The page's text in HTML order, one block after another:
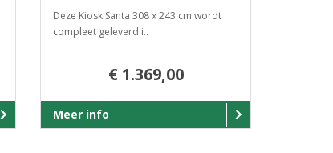
Deze Kiosk Santa 308 x 243 cm wordt
compleet geleverd i..
€ 1.369,00
Meer info